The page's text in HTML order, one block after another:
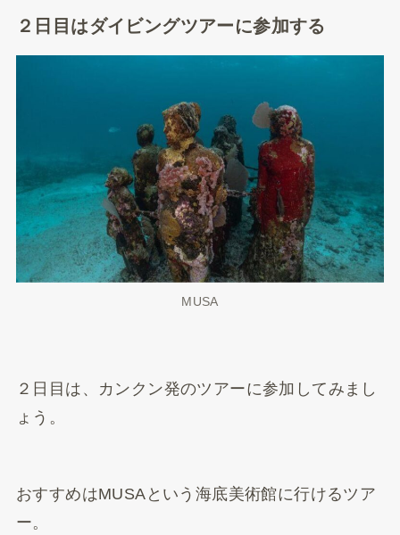
２日目はダイビングツアーに参加する
MUSA
２日目は、カンクン発のツアーに参加してみまし
ょう。
おすすめはMUSAという海底美術館に行けるツア
ー。